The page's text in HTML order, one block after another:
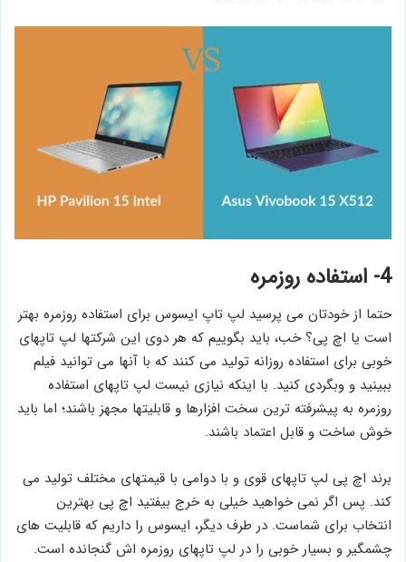
4- استفاده روزمره
حتما از خودتان می پرسید لپ تاپ ایسوس برای استفاده روزمره بهتر
است یا اچ پی؟ خب، باید بگوییم که هر دوی این شرکتها لپ تاپهای
خوبی برای استفاده روزانه تولید می کنند که با آنها می توانید فیلم
ببینید و وبگردی کنید. با اینکه نیازی نیست لپ تاپهای استفاده
روزمره به پیشرفته ترین سخت افزارها و قابلیتها مجهز باشند؛ اما باید
خوش ساخت و قابل اعتماد باشند.
برند اچ پی لپ تاپهای قوی و با دوامی با قیمتهای مختلف تولید می
کند. پس اگر نمی خواهید خیلی به خرج بیفتید اچ پی بهترین
انتخاب برای شماست. در طرف دیگر، ایسوس را داریم که قابلیت های
چشمگیر و بسیار خوبی را در لپ تاپهای روزمره اش گنجانده است.